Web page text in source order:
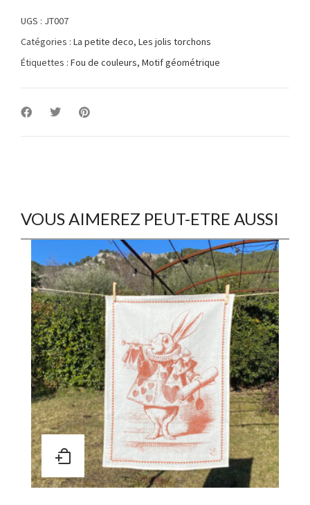
UGS : JT007
Catégories : La petite deco, Les jolis torchons
Étiquettes : Fou de couleurs, Motif géométrique
VOUS AIMEREZ PEUT-ETRE AUSSI